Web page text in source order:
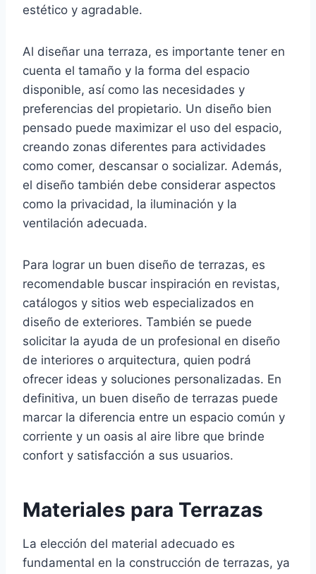
estético y agradable.
Al diseñar una terraza, es importante tener en
cuenta el tamaño y la forma del espacio
disponible, así como las necesidades y
preferencias del propietario. Un diseño bien
pensado puede maximizar el uso del espacio,
creando zonas diferentes para actividades
como comer, descansar o socializar. Además,
el diseño también debe considerar aspectos
como la privacidad, la iluminación y la
ventilación adecuada.
Para lograr un buen diseño de terrazas, es
recomendable buscar inspiración en revistas,
catálogos y sitios web especializados en
diseño de exteriores. También se puede
solicitar la ayuda de un profesional en diseño
de interiores o arquitectura, quien podrá
ofrecer ideas y soluciones personalizadas. En
definitiva, un buen diseño de terrazas puede
marcar la diferencia entre un espacio común y
corriente y un oasis al aire libre que brinde
confort y satisfacción a sus usuarios.
Materiales para Terrazas
La elección del material adecuado es
fundamental en la construcción de terrazas, ya